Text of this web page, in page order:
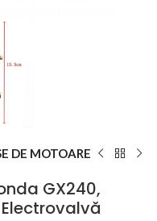
DE MOTOARE
GX240,